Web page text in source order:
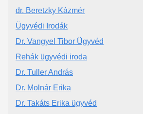
dr. Beretzky Kázmér
Ügyvédi Irodák
Dr. Vangyel Tibor Ügyvéd
Rehák ügyvédi iroda
Dr. Tuller András
Dr. Molnár Erika
Dr. Takáts Erika ügyvéd